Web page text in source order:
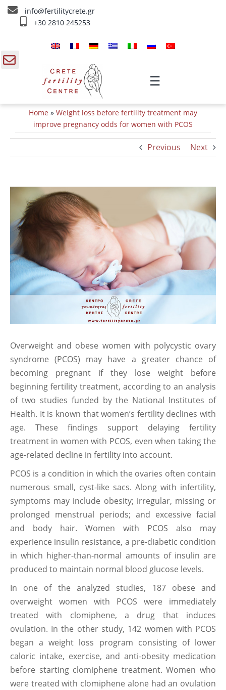
Skip
info@fertilitycrete.gr
+30 2810 245253
☰
Ποιοί είμαστε
Θεραπείες Υπογονιμότητας
Θεραπείες Αναζωογόνησης
Επικοινωνία
Home » Weight loss before fertility treatment may
improve pregnancy odds for women with PCOS
Previous Next
View
Larger
Image
Overweight and obese women with polycystic ovary
syndrome (PCOS) may have a greater chance of
becoming pregnant if they lose weight before
beginning fertility treatment, according to an analysis
of two studies funded by the National Institutes of
Health. It is known that women’s fertility declines with
age. These findings support delaying fertility
treatment in women with PCOS, even when taking the
age-related decline in fertility into account.
PCOS is a condition in which the ovaries often contain
numerous small, cyst-like sacs. Along with infertility,
symptoms may include obesity; irregular, missing or
prolonged menstrual periods; and excessive facial
and body hair. Women with PCOS also may
experience insulin resistance, a pre-diabetic condition
in which higher-than-normal amounts of insulin are
produced to maintain normal blood glucose levels.
In one of the analyzed studies, 187 obese and
overweight women with PCOS were immediately
treated with clomiphene, a drug that induces
ovulation. In the other study, 142 women with PCOS
began a weight loss program consisting of lower
caloric intake, exercise, and anti-obesity medication
before starting clomiphene treatment. Women who
were treated with clomiphene alone had an ovulation